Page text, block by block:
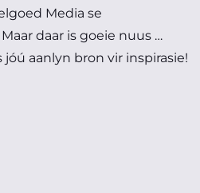
Media se
Maar daar is goeie nuus …
jóú aanlyn bron vir inspirasie!